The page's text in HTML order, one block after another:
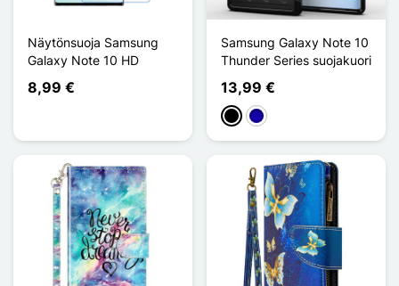
Näytönsuoja Samsung
Galaxy Note 10 HD
8,99 €
Samsung Galaxy Note 10
Thunder Series suojakuori
13,99 €
MustaBleu Foncé